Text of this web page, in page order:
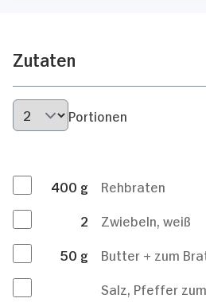
Zutaten
Portionen
400 g
Rehbraten
2
Zwiebeln, weiß
50 g
Butter + zum
Salz, Pfeffer